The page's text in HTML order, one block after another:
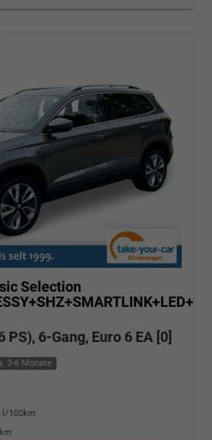
Selection
PS), 6-Gang, Euro 6 EA [0]
3-6 Monate
l/100km